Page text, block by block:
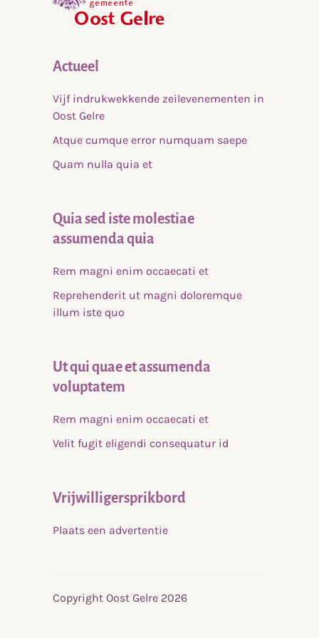
Actueel
Vijf indrukwekkende zeilevenementen in
Oost Gelre
Atque cumque error numquam saepe
Quam nulla quia et
Quia sed iste molestiae
assumenda quia
Rem magni enim occaecati et
Reprehenderit ut magni doloremque
illum iste quo
Ut qui quae et assumenda
voluptatem
Rem magni enim occaecati et
Velit fugit eligendi consequatur id
Vrijwilligersprikbord
Plaats een advertentie
Copyright Oost Gelre 2026